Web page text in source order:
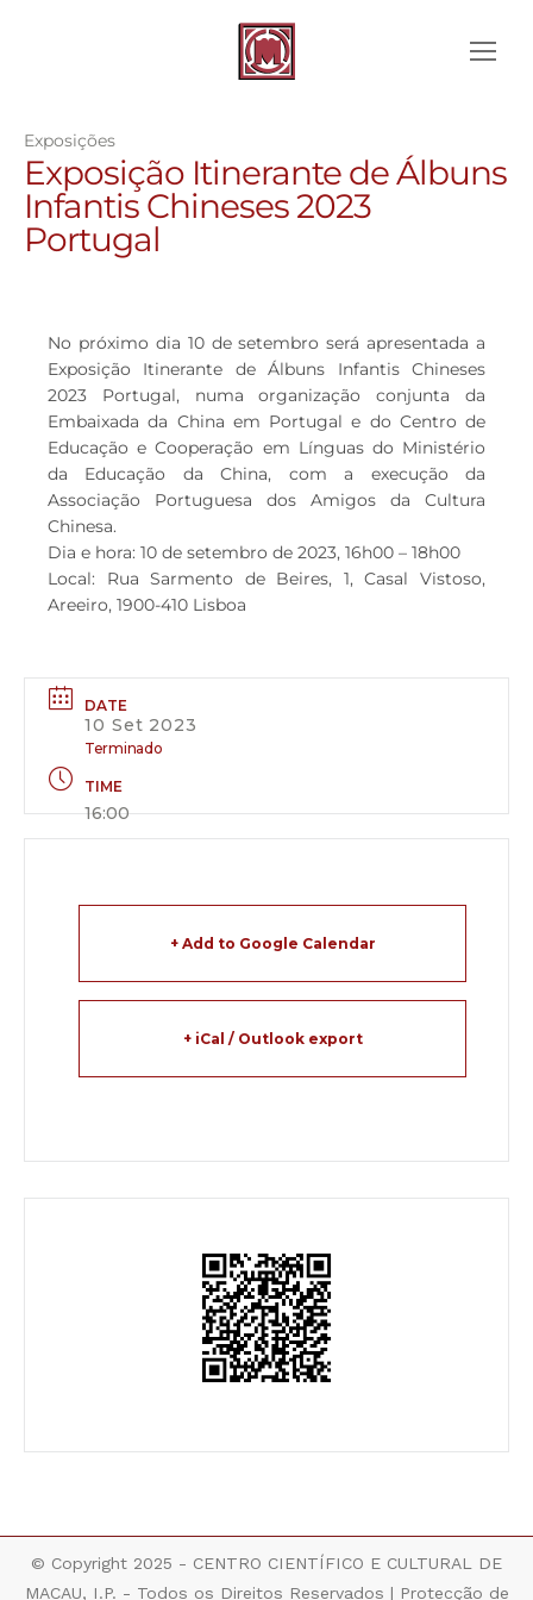
Exposições
Exposição Itinerante de Álbuns
Infantis Chineses 2023
Portugal
No próximo dia 10 de setembro será apresentada a
Exposição Itinerante de Álbuns Infantis Chineses
2023 Portugal, numa organização conjunta da
Embaixada da China em Portugal e do Centro de
Educação e Cooperação em Línguas do Ministério
da Educação da China, com a execução da
Associação Portuguesa dos Amigos da Cultura
Chinesa.
Dia e hora: 10 de setembro de 2023, 16h00 – 18h00
Local: Rua Sarmento de Beires, 1, Casal Vistoso,
Areeiro, 1900-410 Lisboa
DATE
10 Set 2023
Terminado
TIME
16:00
+ Add to Google Calendar
+ iCal / Outlook export
© Copyright 2025 - CENTRO CIENTÍFICO E CULTURAL DE
MACAU, I.P. - Todos os Direitos Reservados | Protecção de